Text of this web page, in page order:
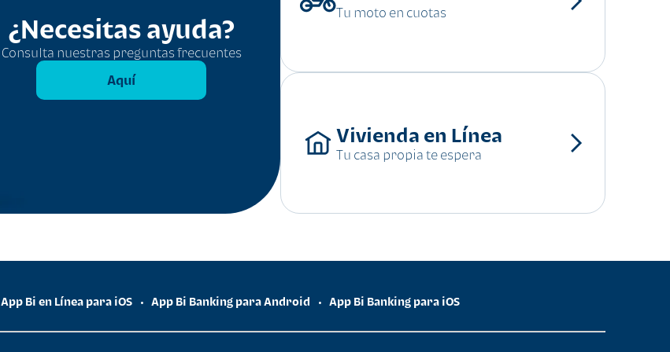
¿Necesitas ayuda?
Consulta nuestras preguntas frecuentes
Aquí
Tu moto en cuotas
Vivienda en Línea
Tu casa propia te espera
App Bi en Línea para iOS • App Bi Banking para Android • App Bi Banking para iOS